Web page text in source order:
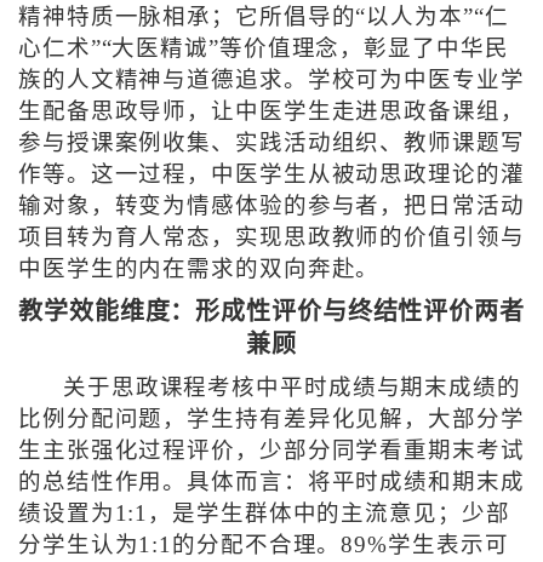
精神特质一脉相承；它所倡导的“以人为本”“仁
心仁术”“大医精诚”等价值理念，彰显了中华民
族的人文精神与道德追求。学校可为中医专业学
生配备思政导师，让中医学生走进思政备课组，
参与授课案例收集、实践活动组织、教师课题写
作等。这一过程，中医学生从被动思政理论的灌
输对象，转变为情感体验的参与者，把日常活动
项目转为育人常态，实现思政教师的价值引领与
中医学生的内在需求的双向奔赴。
教学效能维度：形成性评价与终结性评价两者
兼顾
关于思政课程考核中平时成绩与期末成绩的
比例分配问题，学生持有差异化见解，大部分学
生主张强化过程评价，少部分同学看重期末考试
的总结性作用。具体而言：将平时成绩和期末成
绩设置为1:1，是学生群体中的主流意见；少部
分学生认为1:1的分配不合理。89%学生表示可